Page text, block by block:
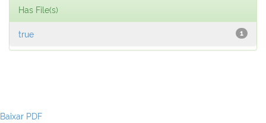
Has File(s)
1
true
Baixar PDF